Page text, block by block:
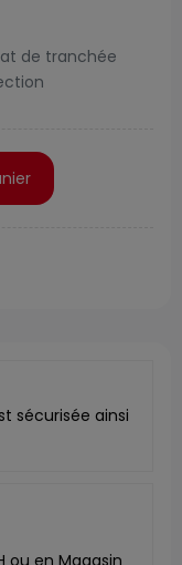
de tranchée
sécurisée ainsi
ou en Magasin